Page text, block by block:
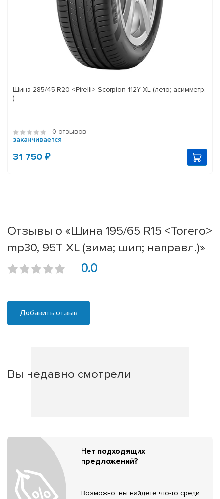
Шина 285/45 R20 <Pirelli> Scorpion 112Y XL (лето; асимметр.
)
0 отзывов
заканчивается
31 750 ₽
Отзывы о «Шина 195/65 R15 <Torero>
mp30, 95T XL (зима; шип; направл.)»
0.0
Добавить отзыв
Вы недавно смотрели
Нет подходящих
предложений?
Возможно, вы найдёте что-то среди